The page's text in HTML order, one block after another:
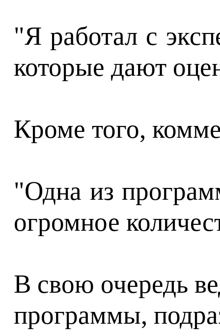
"Я работал с
которые дают
Кроме того,
"Одна из
огромное
В свою очередь
программы,